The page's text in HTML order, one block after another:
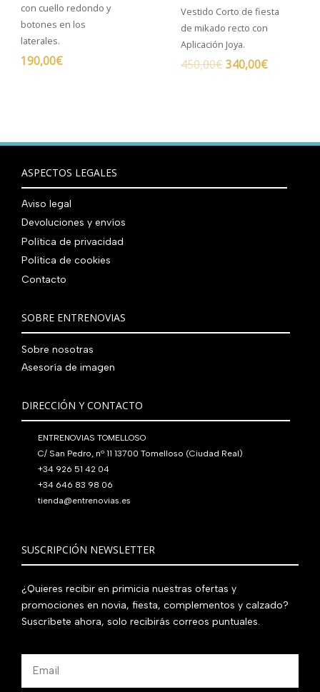
con cuello redondo y
botones en los
laterales.
190,00€
Vestido Corto de fiesta
de mikado recto con
Aplicación Joya.
450,00€ 340,00€
ASPECTOS LEGALES
Aviso legal
Devoluciones y envíos
Política de privacidad
Política de cookies
Contacto
SOBRE ENTRENOVIAS
Sobre nosotras
Asesoría de imagen
DIRECCIÓN Y CONTACTO
ENTRENOVIAS TOMELLOSO
C/ San Pedro, nº 11 13700 Tomelloso (Ciudad Real)
+34 926 51 42 04
+34 646 83 98 06
tienda@entrenovias.es
SUSCRIPCIÓN NEWSLETTER
¿Quieres recibir en primicia nuestras ofertas y
promociones en novia, fiesta, complementos y calzado?
Suscríbete ahora, solo recibirás correos puntuales.